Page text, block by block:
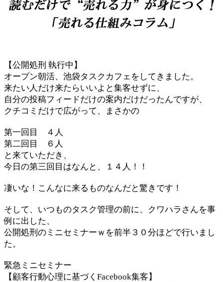
【公開処刑 執行中】
オープン朝活、池袋タスクカフェをしてきました。
来たい人だけ来たらいいよと集客せずに、
自分の投稿フィードだけの案内だけだったんですが、
クチコミだけで広がって、まさかの
第一回目 ４人
第二回目 ６人
と来ていただき、
今日の第三回目はなんと、１４人！！
凄いな！こんなに来るものなんだと驚きです！
そして、いつものタスク管理の前に、クワハラさんを事
例に出した、
公開処刑のミニセミナーｗを前半３０分ほどで行いまし
た。
緊急ミニセミナー
【顧客行動心理に基づくFacebook集客】